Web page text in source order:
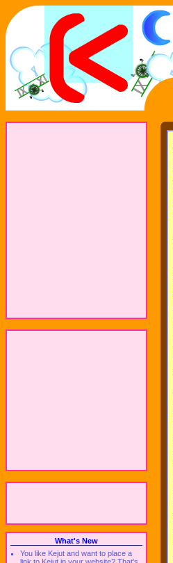
What's New
You like Kejut and want to place a